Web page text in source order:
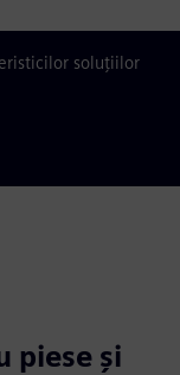
soluțiilor
piese și